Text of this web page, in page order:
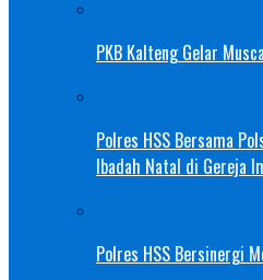
PKB Kalteng Gelar
Polres HSS Bersama
Ibadah Natal di Gereja
Polres HSS Bersinergi